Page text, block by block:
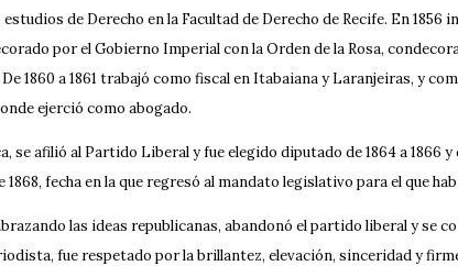
de Derecho en la Facultad de Derecho de Recife. En
por el Gobierno Imperial con la Orden de la Rosa,
De 1860 a 1861 trabajó como fiscal en Itabaiana y Laranjeiras, y
ejerció como abogado.
se afilió al Partido Liberal y fue elegido diputado de 1864 a 1866
1868, fecha en la que regresó al mandato legislativo para el que
las ideas republicanas, abandonó el partido liberal y
fue respetado por la brillantez, elevación, sinceridad y